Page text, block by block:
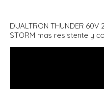
DUALTRON THUNDER
STORM mas resistente y